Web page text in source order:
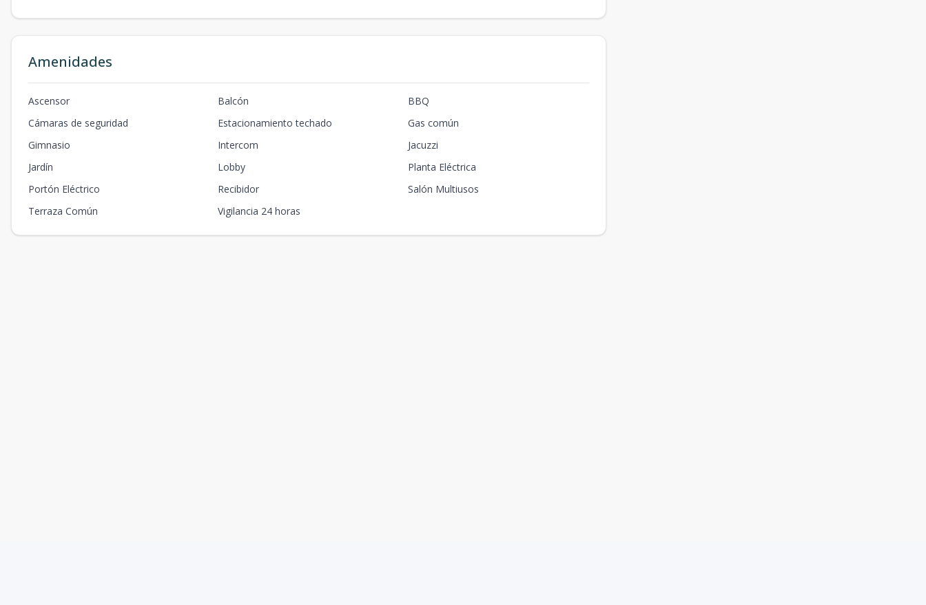
Amenidades
Ascensor Balcón
BBQ
Cámaras de seguridad
Estacionamiento techado
Gas común
Gimnasio
Intercom
Jacuzzi
Jardín
Lobby
Planta Eléctrica
Portón Eléctrico
Recibidor
Salón Multiusos
Terraza Común
Vigilancia 24 horas